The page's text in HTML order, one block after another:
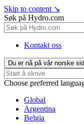
Skip to content ↘
Søk på Hydro.com
Kontakt oss
Du er nå på vår norske
Choose preferred
Global
Argentina
Belgia